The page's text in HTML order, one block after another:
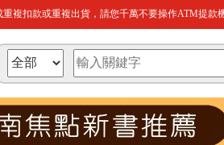
複扣款或重複出貨，請您千萬不要操作ATM提款機